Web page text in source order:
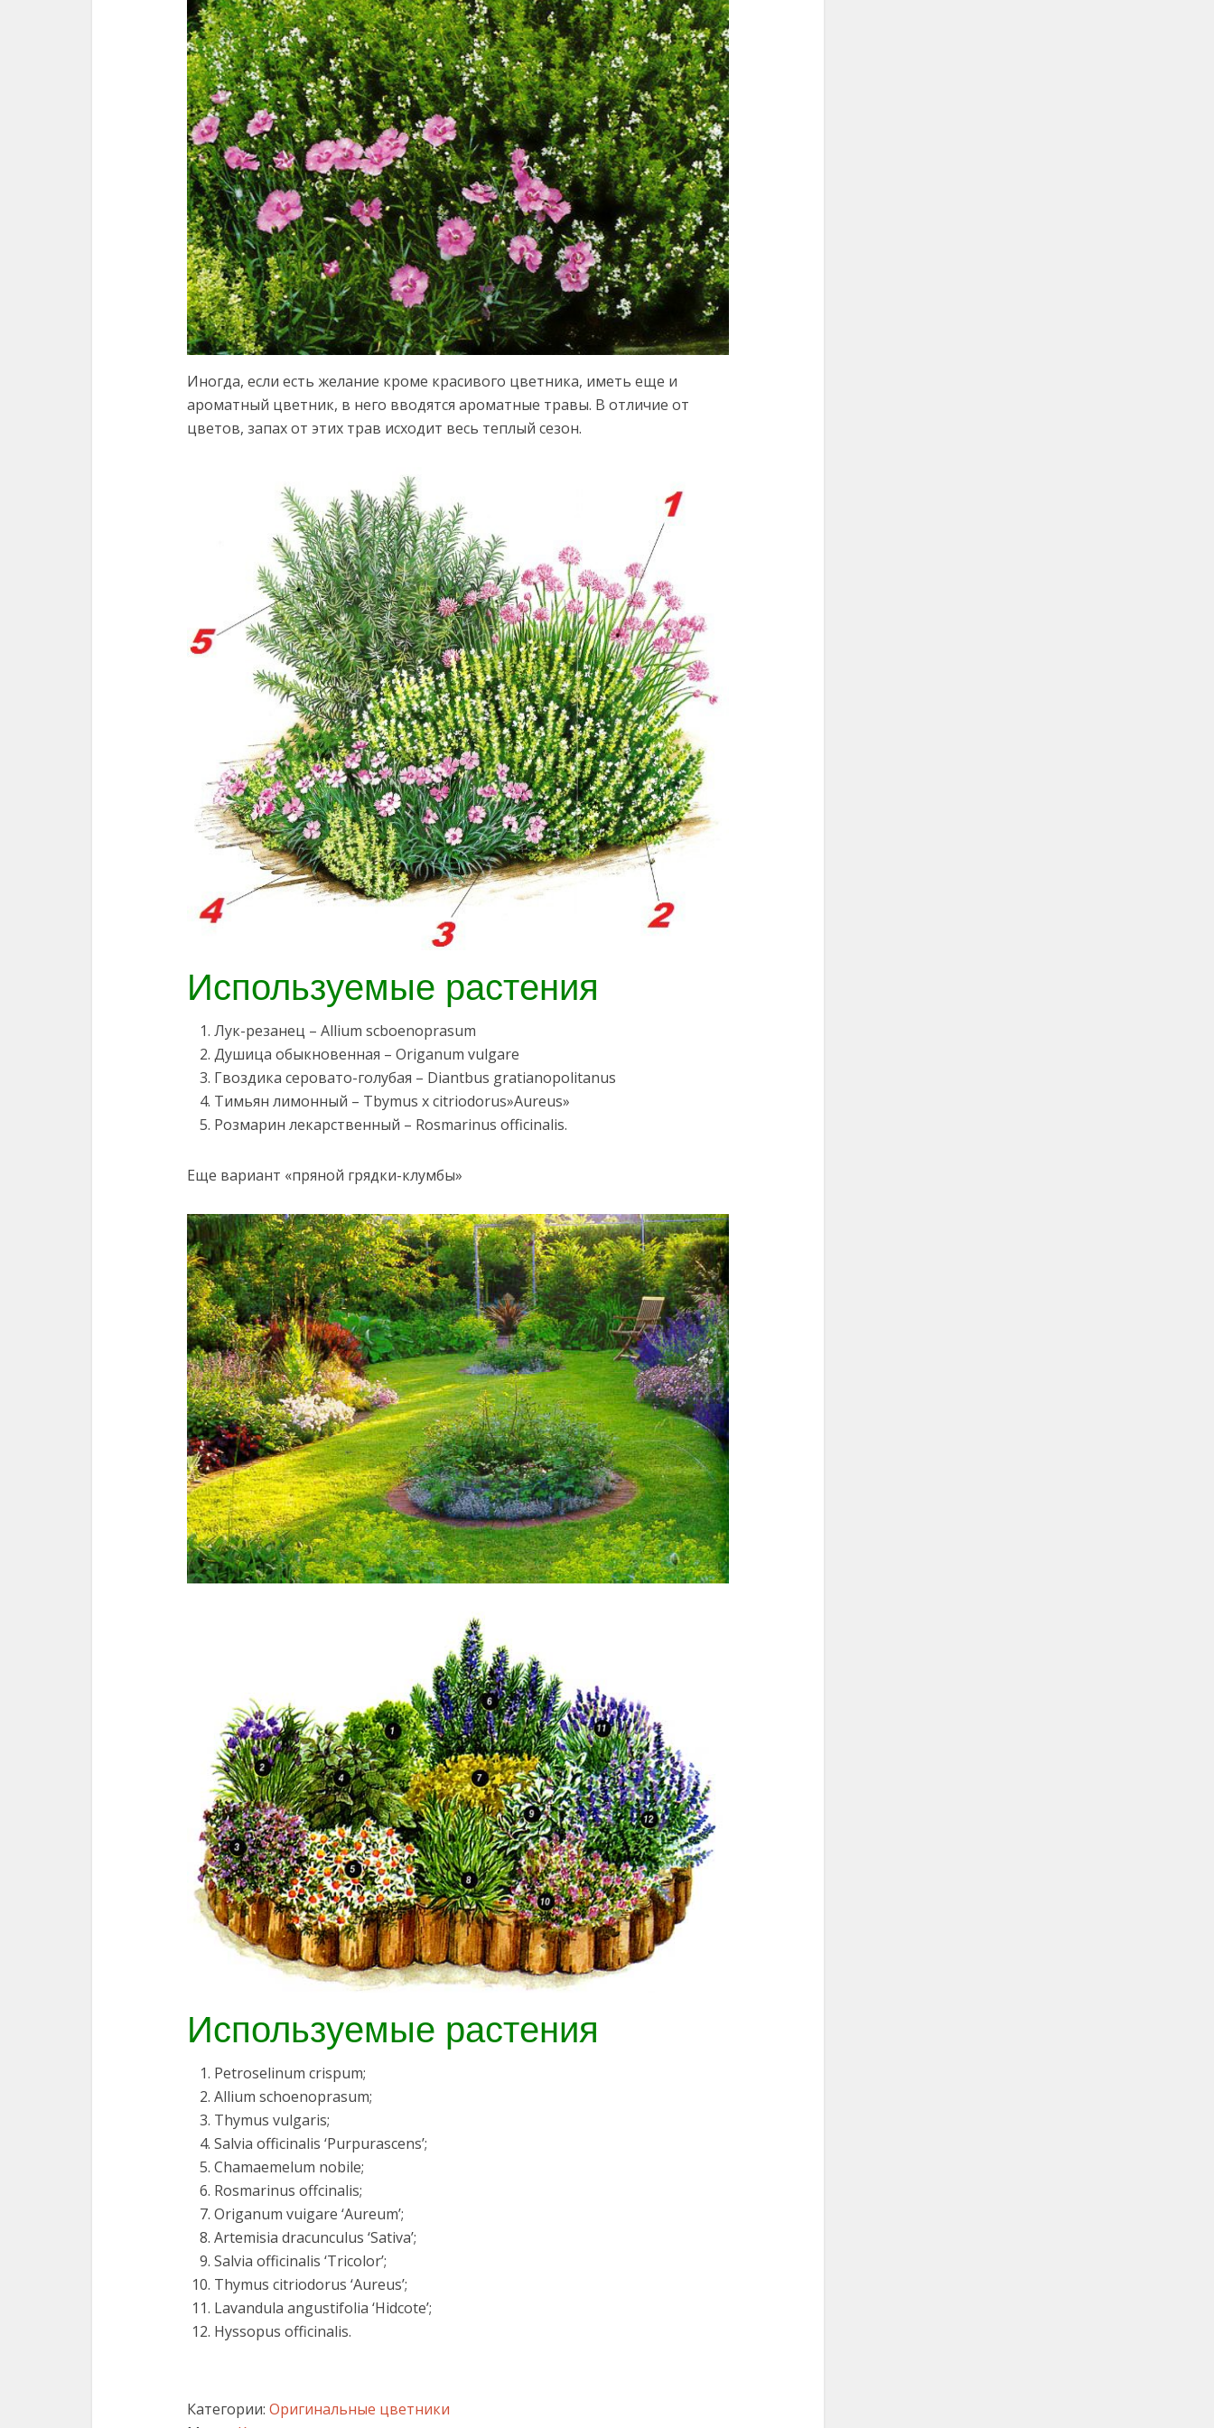
Иногда, если есть желание кроме красивого цветника, иметь еще и
ароматный цветник, в него вводятся ароматные травы. В отличие от
цветов, запах от этих трав исходит весь теплый сезон.
Используемые растения
Лук-резанец – Allium scboenoprasum
Душица обыкновенная – Origanum vulgare
Гвоздика серовато-голубая – Diantbus gratianopolitanus
Тимьян лимонный – Tbymus x citriodorus»Aureus»
Розмарин лекарственный – Rosmarinus officinalis.
Еще вариант «пряной грядки-клумбы»
Используемые растения
Petroselinum crispum;
Allium schoenoprasum;
Thymus vulgaris;
Salvia officinalis ‘Purpurascens’;
Chamaemelum nobile;
Rosmarinus offcinalis;
Origanum vuigare ‘Aureum’;
Artemisia dracunculus ‘Sativa’;
Salvia officinalis ‘Tricolor’;
Thymus citriodorus ‘Aureus’;
Lavandula angustifolia ‘Hidcote’;
Hyssopus officinalis.
Категории: Оригинальные цветники